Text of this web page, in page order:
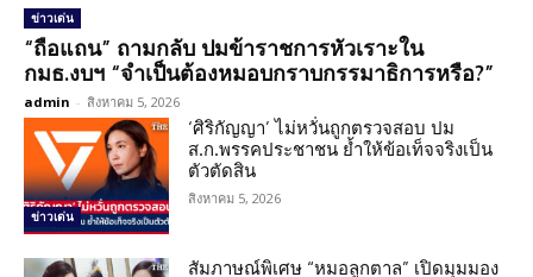
ข่าวเด่น
“ถือแถน” ถามกลับ ปมข้าราชการหัวเราะใน
กมธ.งบฯ “จำเป็นต้องหมอบกราบกรรมาธิการหรือ?”
admin - สิงหาคม 5, 2026
ข่าวเด่น
‘ศิริกัญญา’ ไม่หวั่นถูกตรวจสอบ ปม
ส.ก.พรรคประชาชน ย้ำให้ข้อเท็จจริงเป็น
ตัวตัดสิน
สิงหาคม 5, 2026
สัมภาษณ์พิเศษ “หมอลูกตาล” เปิดมุมมอง